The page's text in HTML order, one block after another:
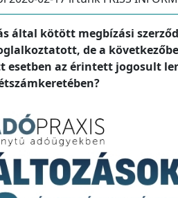
által kötött megbízási
de a
az érintett jogosult